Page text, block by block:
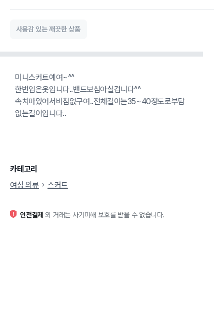
사용감 있는 깨끗한 상품
미니스커트예여~^^
한번입은옷입니다..밴드보심아실겁니다^^
속치마있어서비침없구여..전체길이는35~40정도로부담
없는길이입니다..
카테고리
여성 의류
스커트
안전결제 외 거래는 사기피해 보호를 받을 수 없습니다.